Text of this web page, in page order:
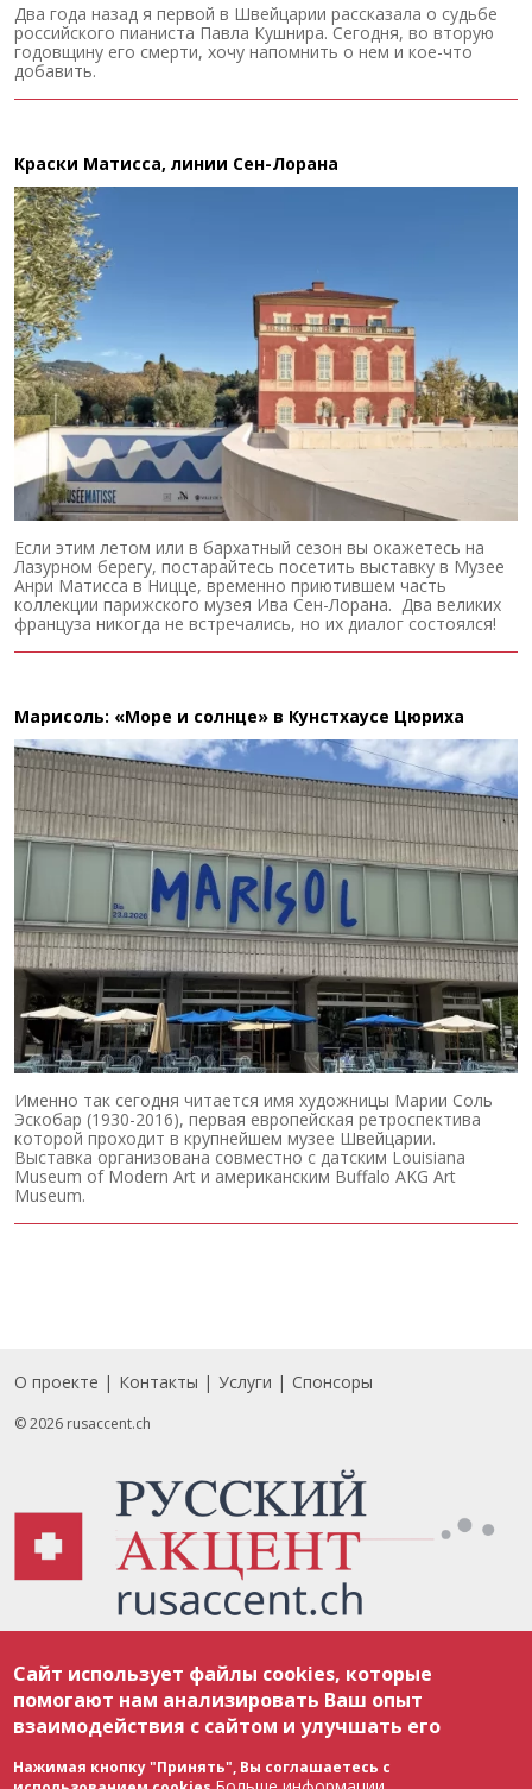
Два года назад я первой в Швейцарии рассказала о судьбе
российского пианиста Павла Кушнира. Сегодня, во вторую
годовщину его смерти, хочу напомнить о нем и кое-что
добавить.
Краски Матисса, линии Сен-Лорана
Если этим летом или в бархатный сезон вы окажетесь на
Лазурном берегу, постарайтесь посетить выставку в Музее
Анри Матисса в Ницце, временно приютившем часть
коллекции парижского музея Ива Сен-Лорана. Два великих
француза никогда не встречались, но их диалог состоялся!
Марисоль: «Море и солнце» в Кунстхаусе Цюриха
Именно так сегодня читается имя художницы Марии Соль
Эскобар (1930-2016), первая европейская ретроспектива
которой проходит в крупнейшем музее Швейцарии.
Выставка организована совместно с датским Louisiana
Museum of Modern Art и американским Buffalo AKG Art
Museum.
Footer
О проекте Контакты Услуги Спонсоры
© 2026 rusaccent.ch
соответствии с законодательством Швейцарии об авторском праве и
международными соглашениями. Полное или частичное использование
материалов возможно только с разрешения редакции. В случае полного
или частичного воспроизведения материалов сайта rusaccent.ch,
ОБЯЗАТЕЛЬНА АКТИВНАЯ ГИПЕРССЫЛКА на конкретный заимствованный
текст. Фотоизображения, размещенные редакцией rusaccent.ch, являются
ее исключительной собственностью. Полное или частичное
Сайт использует файлы cookies, которые
помогают нам анализировать Ваш опыт
взаимодействия с сайтом и улучшать его
Нажимая кнопку "Принять", Вы соглашаетесь с